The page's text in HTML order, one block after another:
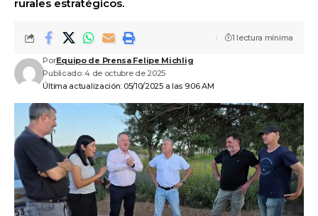
rurales estratégicos.
Última actualización: 05/10/2025 a las 9:06 AM
PorEquipo de Prensa Felipe Michlig
Publicado: 4 de octubre de 2025
1 lectura mínima